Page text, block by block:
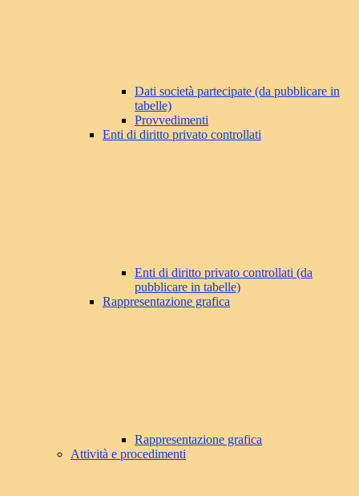
Dati società partecipate (da pubblicare in
tabelle)
Provvedimenti
Enti di diritto privato controllati
Enti di diritto privato controllati (da
pubblicare in tabelle)
Rappresentazione grafica
Rappresentazione grafica
Attività e procedimenti